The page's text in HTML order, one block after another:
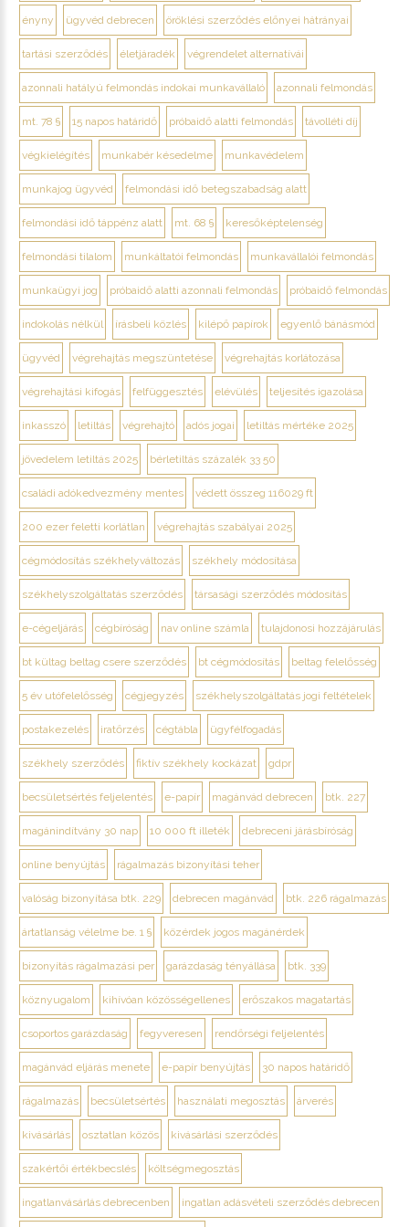
ényny ügyvéd debrecen öröklési szerződés előnyei hátrányai
tartási szerződés életjáradék végrendelet alternatívái
azonnali hatályú felmondás indokai munkavállaló azonnali felmondás
mt. 78 § 15 napos határidő próbaidő alatti felmondás távolléti díj
végkielégítés munkabér késedelme munkavédelem
munkajog ügyvéd felmondási idő betegszabadság alatt
felmondási idő táppénz alatt mt. 68 § keresőképtelenség
felmondási tilalom munkáltatói felmondás munkavállalói felmondás
munkaügyi jog próbaidő alatti azonnali felmondás próbaidő felmondás
indokolás nélkül írásbeli közlés kilépő papírok egyenlő bánásmód
ügyvéd végrehajtás megszüntetése végrehajtás korlátozása
végrehajtási kifogás felfüggesztés elévülés teljesítés igazolása
inkasszó letiltás végrehajtó adós jogai letiltás mértéke 2025
jövedelem letiltás 2025 bérletiltás százalék 33 50
családi adókedvezmény mentes védett összeg 116029 ft
200 ezer feletti korlátlan végrehajtás szabályai 2025
cégmódosítás székhelyváltozás székhely módosítása
székhelyszolgáltatás szerződés társasági szerződés módosítás
e-cégeljárás cégbíróság nav online számla tulajdonosi hozzájárulás
bt kültag beltag csere szerződés bt cégmódosítás beltag felelősség
5 év utófelelősség cégjegyzés székhelyszolgáltatás jogi feltételek
postakezelés iratőrzés cégtábla ügyfélfogadás
székhely szerződés fiktív székhely kockázat gdpr
becsületsértés feljelentés e-papír magánvád debrecen btk. 227
magánindítvány 30 nap 10 000 ft illeték debreceni járásbíróság
online benyújtás rágalmazás bizonyítási teher
valóság bizonyítása btk. 229 debrecen magánvád btk. 226 rágalmazás
ártatlanság vélelme be. 1 § közérdek jogos magánérdek
bizonyítás rágalmazási per garázdaság tényállása btk. 339
köznyugalom kihívóan közösségellenes erőszakos magatartás
csoportos garázdaság fegyveresen rendőrségi feljelentés
magánvád eljárás menete e-papír benyújtás 30 napos határidő
rágalmazás becsületsértés használati megosztás árverés
kivásárlás osztatlan közös kivásárlási szerződés
szakértői értékbecslés költségmegosztás
ingatlanvásárlás debrecenben ingatlan adásvételi szerződés debrecen